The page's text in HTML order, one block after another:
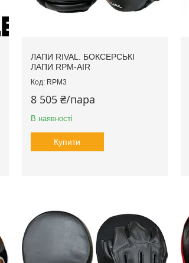
ЛАПИ RIVAL. БОКСЕРСЬКІ
ЛАПИ RPM-AIR
RPM3
8 505 ₴/пара
В наявності
Купити